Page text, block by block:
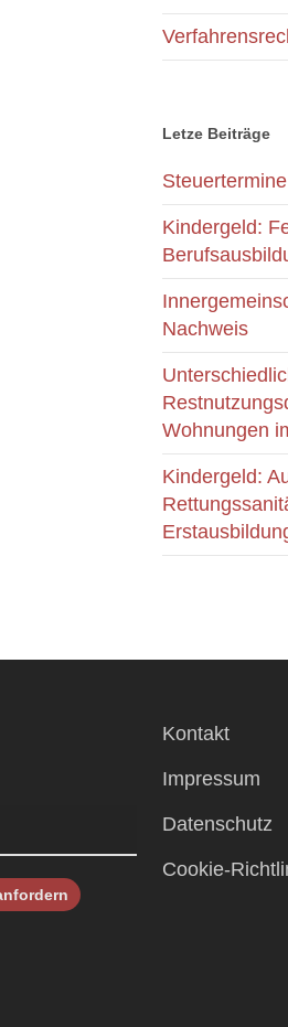
Letze Beiträge
Kindergeld:
Nachweis
Wohnungen
Kindergeld:
Kontakt
Impressum
Datenschutz
Cookie-